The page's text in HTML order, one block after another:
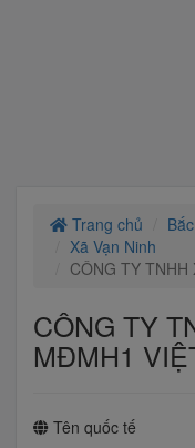
Trang chủ
Xã Vạn Ninh
CÔNG TY
CÔNG TY
MĐMH1
Tên quốc tế